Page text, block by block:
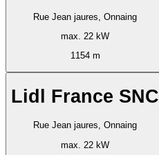
Rue Jean jaures, Onnaing
max. 22 kW
1154 m
Lidl France SNC
Rue Jean jaures, Onnaing
max. 22 kW